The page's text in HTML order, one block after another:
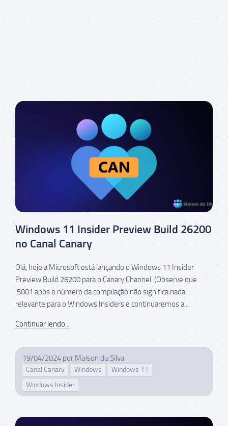
Windows 11 Insider Preview Build 26200
no Canal Canary
Olá, hoje a Microsoft está lançando o Windows 11 Insider
Preview Build 26200 para o Canary Channel. (Observe que
.5001 após o número da compilação não significa nada
relevante para o Windows Insiders e continuaremos a...
Continuar lendo...
19/04/2024 por Maison da Silva
Canal Canary Windows
Windows 11
Windows Insider